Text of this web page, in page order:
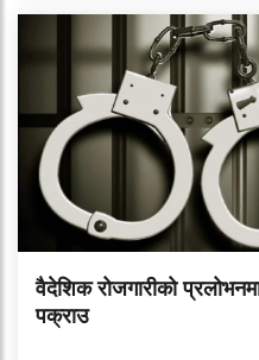
वैदेशिक रोजगारीको
पक्राउ